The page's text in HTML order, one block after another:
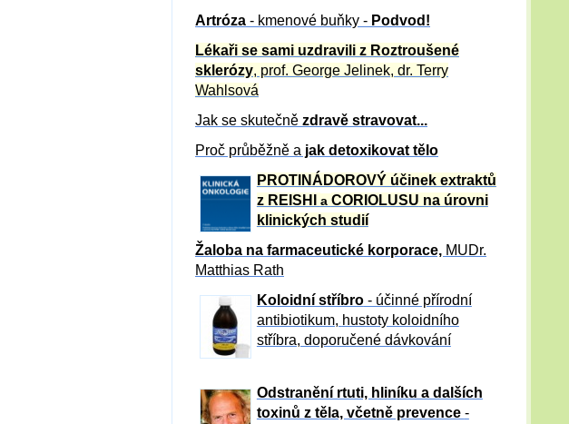
Artróza - kmenové buňky - Podvod!
Lékaři se sami uzdravili z Roztroušené
sklerózy, prof. George Jelinek, dr. Terry
Wahlsová
Jak se skutečně zdravě stravovat...
Proč průběžně a jak detoxikovat tělo
PROTINÁDOROVÝ účinek extraktů
z REISHI a CORIOLUSU na úrovni
klinických studií
Žaloba na farmaceutické korporace, MUDr.
Matthias Rath
Koloidní stříbro- účinné přírodní
antibiotikum, hustoty koloidního
stříbra, doporučené dávkování
Odstranění rtuti, hliníku a dalších
toxinů z těla, včetně prevence -